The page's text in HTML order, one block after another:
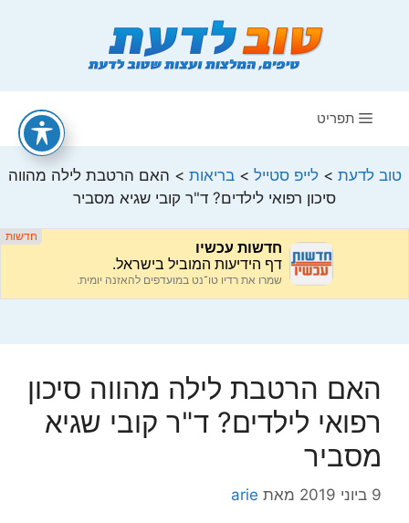
תפריט
טוב לדעת >לייפ סטייל >בריאות > האם הרטבת לילה מהווה
סיכון רפואי לילדים? ד"ר קובי שגיא מסביר
האם הרטבת לילה מהווה סיכון
רפואי לילדים? ד"ר קובי שגיא
מסביר
9 ביוני 2019 מאת arie